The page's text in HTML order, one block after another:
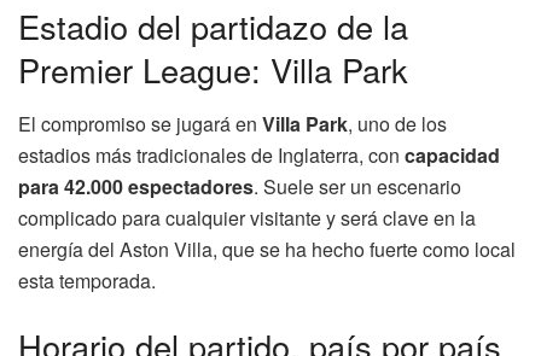
Estadio del partidazo de la
Premier League: Villa Park
El compromiso se jugará en Villa Park, uno de los
estadios más tradicionales de Inglaterra, con capacidad
para 42.000 espectadores. Suele ser un escenario
complicado para cualquier visitante y será clave en la
energía del Aston Villa, que se ha hecho fuerte como local
esta temporada.
Horario del partido, país por país